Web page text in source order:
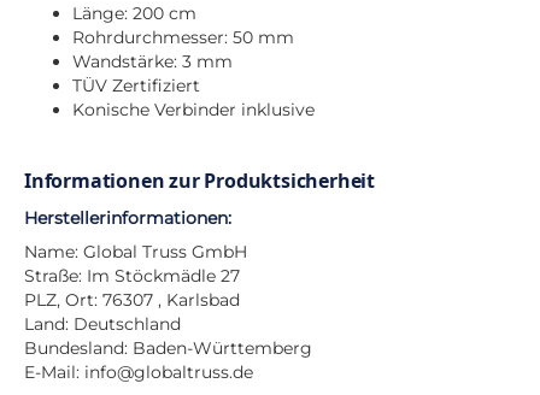
Länge: 200 cm
Rohrdurchmesser: 50 mm
Wandstärke: 3 mm
TÜV Zertifiziert
Konische Verbinder inklusive
Informationen zur Produktsicherheit
Herstellerinformationen:
Name: Global Truss GmbH
Straße: Im Stöckmädle 27
PLZ, Ort: 76307 , Karlsbad
Land: Deutschland
Bundesland: Baden-Württemberg
E-Mail: info@globaltruss.de